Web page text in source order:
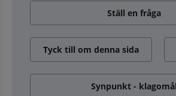
Ställ en fråga
Tyck till om denna sida
Synpunkt - klagomål